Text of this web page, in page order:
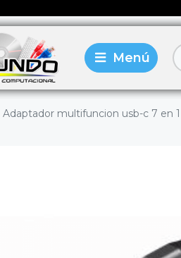
Adaptador multifuncion usb-c 7 en